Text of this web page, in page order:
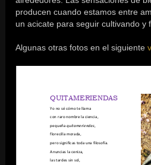
producen cuando estamos entre
un acicate para seguir cultivando y
Algunas otras fotos en el siguiente